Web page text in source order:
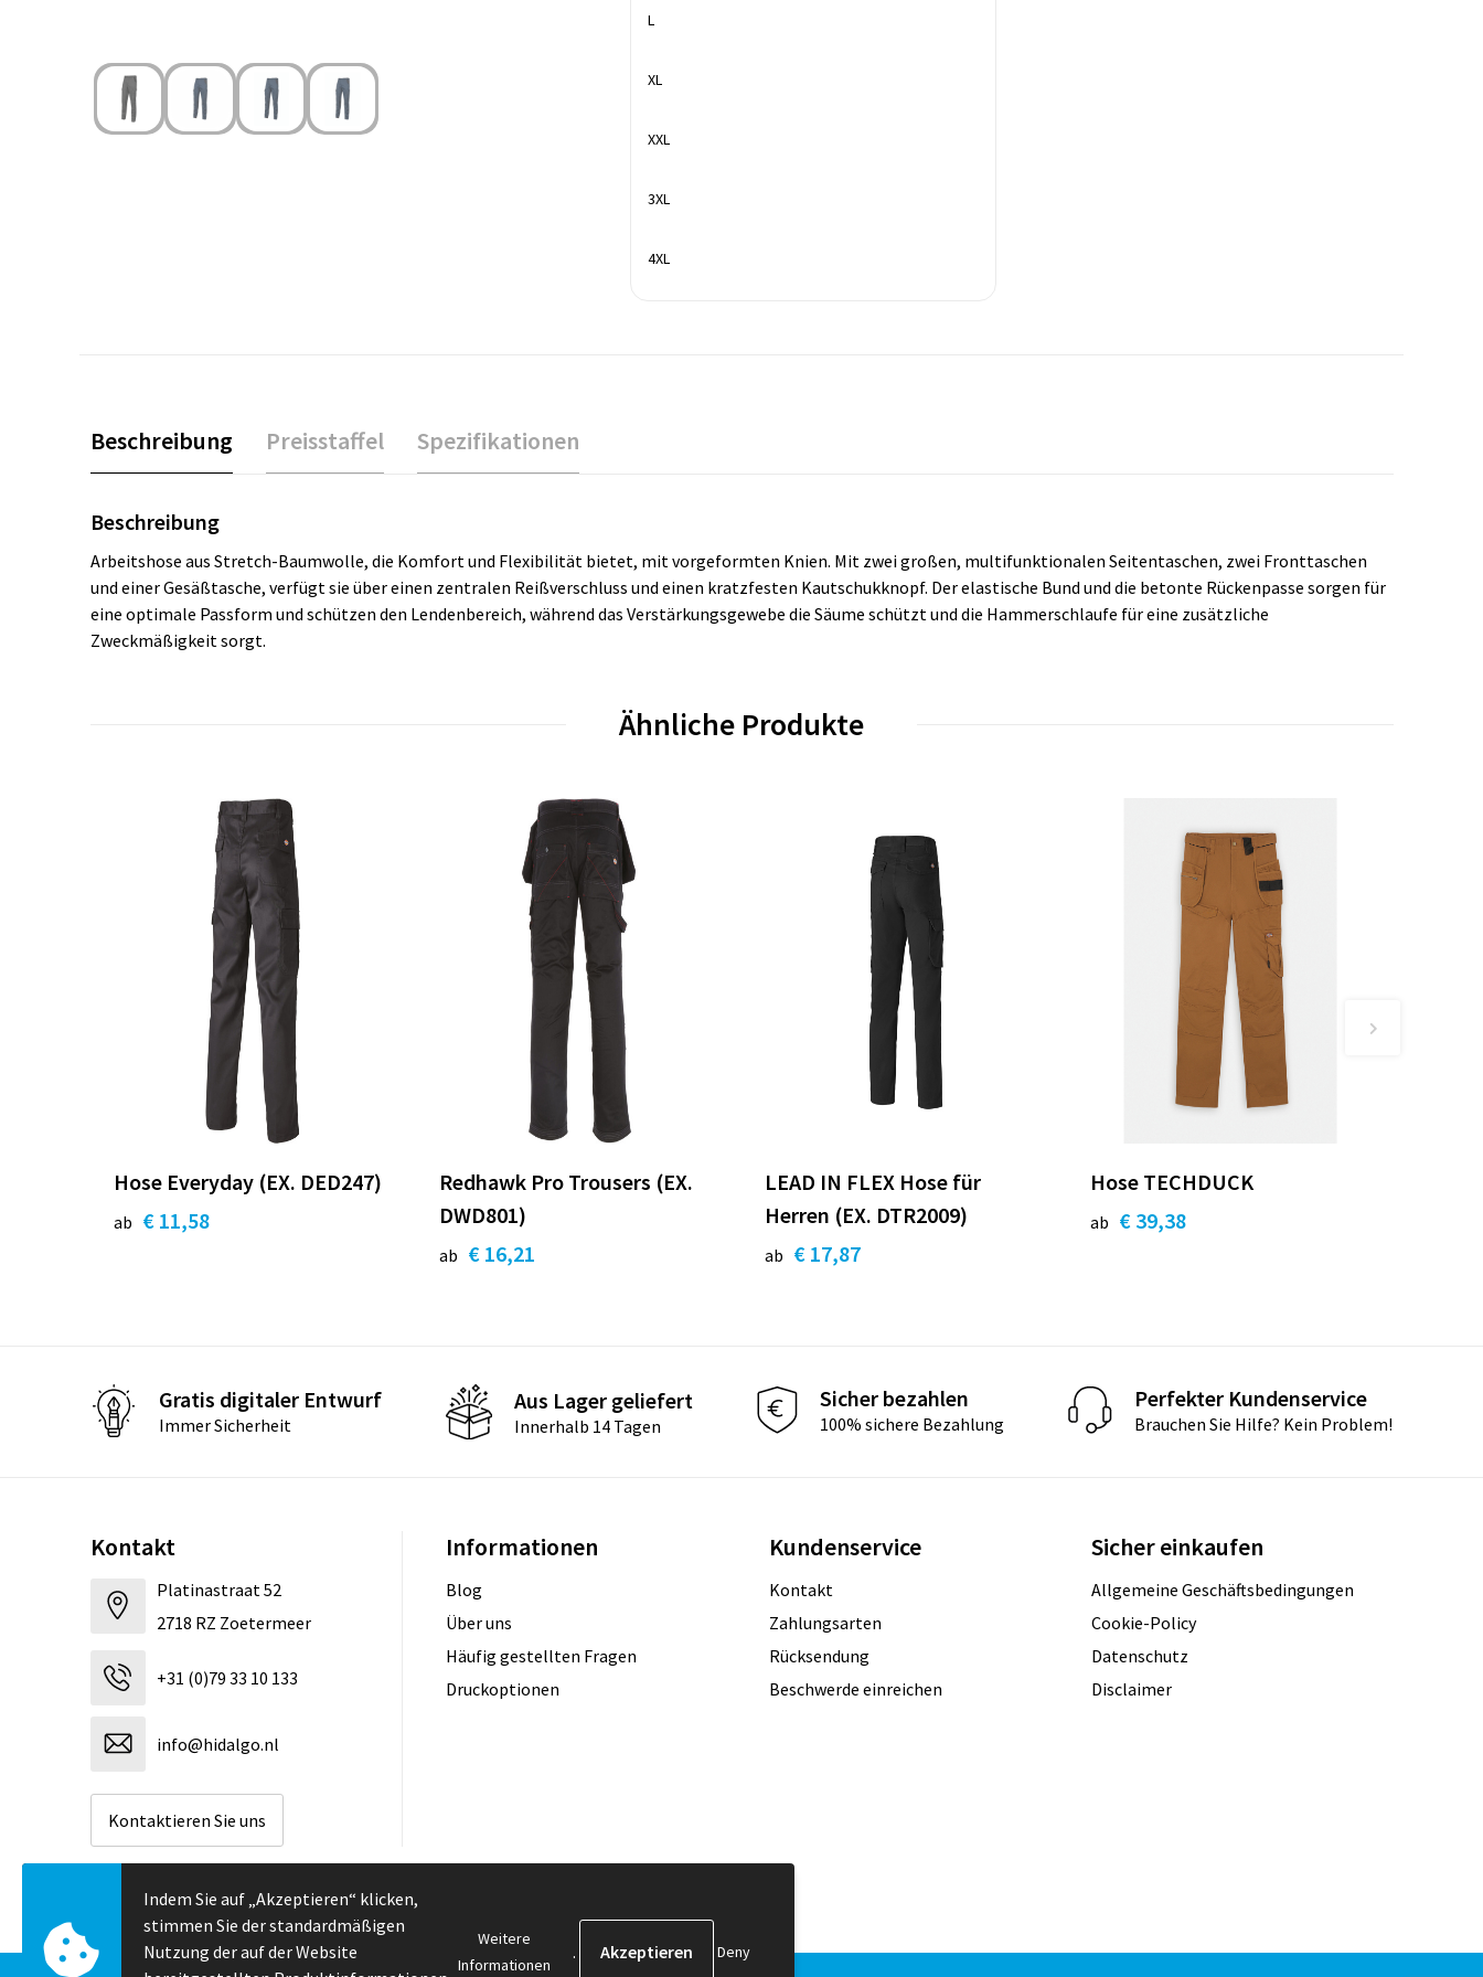
L
XL
XXL
3XL
4XL
Beschreibung Preisstaffel Spezifikationen
Beschreibung
Arbeitshose aus Stretch-Baumwolle, die Komfort und Flexibilität bietet, mit vorgeformten Knien. Mit zwei großen, multifunktionalen Seitentaschen, zwei Fronttaschen
und einer Gesäßtasche, verfügt sie über einen zentralen Reißverschluss und einen kratzfesten Kautschukknopf. Der elastische Bund und die betonte Rückenpasse sorgen für
eine optimale Passform und schützen den Lendenbereich, während das Verstärkungsgewebe die Säume schützt und die Hammerschlaufe für eine zusätzliche
Zweckmäßigkeit sorgt.
Ähnliche Produkte
Hose Everyday (EX. DED247)
ab € 11,58
Redhawk Pro Trousers (EX.
DWD801)
ab € 16,21
LEAD IN FLEX Hose für
Herren (EX. DTR2009)
ab € 17,87
Hose TECHDUCK
ab € 39,38
Gratis digitaler Entwurf
Immer Sicherheit
Aus Lager geliefert
Innerhalb 14 Tagen
Sicher bezahlen
100% sichere Bezahlung
Perfekter Kundenservice
Brauchen Sie Hilfe? Kein Problem!
Kontakt
Platinastraat 52
2718 RZ Zoetermeer
+31 (0)79 33 10 133
info@hidalgo.nl
Kontaktieren Sie uns
Informationen
Blog
Über uns
Häufig gestellten Fragen
Druckoptionen
Kundenservice
Kontakt
Zahlungsarten
Rücksendung
Beschwerde einreichen
Sicher einkaufen
Allgemeine Geschäftsbedingungen
Cookie-Policy
Datenschutz
Disclaimer
Indem Sie auf „Akzeptieren“ klicken,
stimmen Sie der standardmäßigen
Nutzung der auf der Website
Weitere
Informationen
. Deny